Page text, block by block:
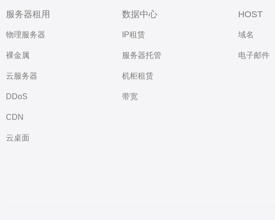
服务器租用
物理服务器
裸金属
云服务器
DDoS
CDN
云桌面
数据中心
IP租赁
服务器托管
机柜租赁
带宽
HOST
域名
电子邮件